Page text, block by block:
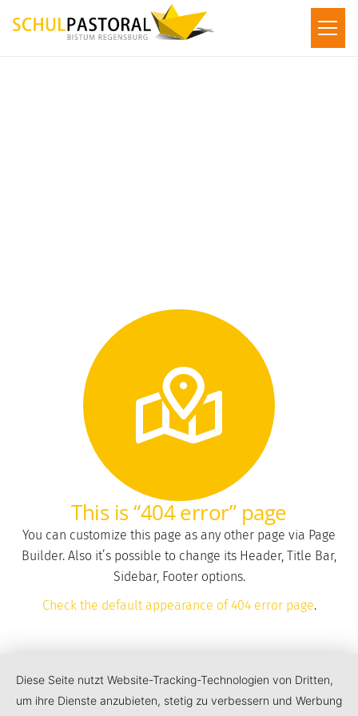
This is “404 error” page
You can customize this page as any other page via Page
Builder. Also it’s possible to change its Header, Title Bar,
Sidebar, Footer options.
Check the default appearance of 404 error page.
Diese Seite nutzt Website-Tracking-Technologien von Dritten,
um ihre Dienste anzubieten, stetig zu verbessern und Werbung